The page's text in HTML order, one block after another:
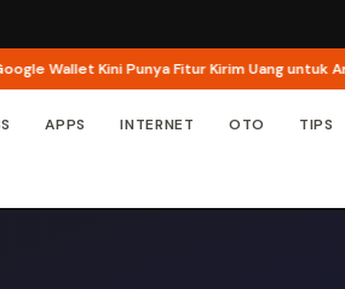
Wallet Kini Punya Fitur Kirim Uang untuk Anak
APPS INTERNET OTO TIPS